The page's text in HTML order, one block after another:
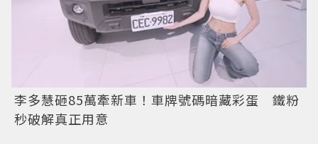
李多慧砸85萬牽新車！車牌號碼暗藏彩蛋 鐵粉
秒破解真正用意